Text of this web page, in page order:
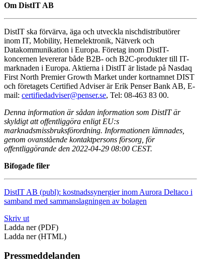
Om DistIT AB
DistIT ska förvärva, äga och utveckla nischdistributörer
inom IT, Mobility, Hemelektronik, Nätverk och
Datakommunikation i Europa. Företag inom DistIT-
koncernen levererar både B2B- och B2C-produkter till IT-
marknaden i Europa. Aktierna i DistIT är listade på Nasdaq
First North Premier Growth Market under kortnamnet DIST
och företagets Certified Adviser är Erik Penser Bank AB, E-
mail: certifiedadviser@penser.se, Tel: 08-463 83 00.
Denna information är sådan information som DistIT är
skyldigt att offentliggöra enligt EU:s
marknadsmissbruksförordning. Informationen lämnades,
genom ovanstående kontaktpersons försorg, för
offentliggörande den 2022-04-29 08:00 CEST.
Bifogade filer
DistIT AB (publ): kostnadssynergier inom Aurora Deltaco i
samband med sammanslagningen av bolagen
Skriv ut
Ladda ner (PDF)
Ladda ner (HTML)
Pressmeddelanden